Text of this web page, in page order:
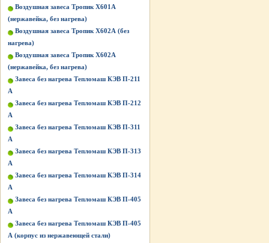
Воздушная завеса Тропик Х601А
(нержавейка, без нагрева)
Воздушная завеса Тропик Х602А (без
нагрева)
Воздушная завеса Тропик Х602А
(нержавейка, без нагрева)
Завеса без нагрева Тепломаш КЭВ П-211
А
Завеса без нагрева Тепломаш КЭВ П-212
А
Завеса без нагрева Тепломаш КЭВ П-311
А
Завеса без нагрева Тепломаш КЭВ П-313
А
Завеса без нагрева Тепломаш КЭВ П-314
А
Завеса без нагрева Тепломаш КЭВ П-405
А
Завеса без нагрева Тепломаш КЭВ П-405
А (корпус из нержавеющей стали)